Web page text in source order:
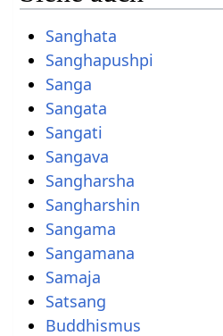
Sanghata
Sanghapushpi
Sanga
Sangata
Sangati
Sangava
Sangharsha
Sangharshin
Sangama
Sangamana
Samaja
Satsang
Buddhismus